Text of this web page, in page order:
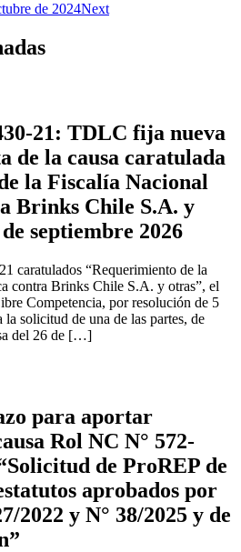
de 2024Next
21: TDLC fija nueva
de la causa caratulada
la Fiscalía Nacional
Brinks Chile S.A. y
septiembre 2026
caratulados “Requerimiento de la
contra Brinks Chile S.A. y otras”, el
Competencia, por resolución de 5
la solicitud de una de las partes, de
del 26 de […]
para aportar
Rol NC N° 572-
de ProREP de
aprobados por
2022 y N° 38/2025 y de